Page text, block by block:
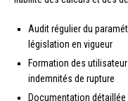
Audit régulier du
législation en vigueur
Formation des
indemnités de rupture
Documentation